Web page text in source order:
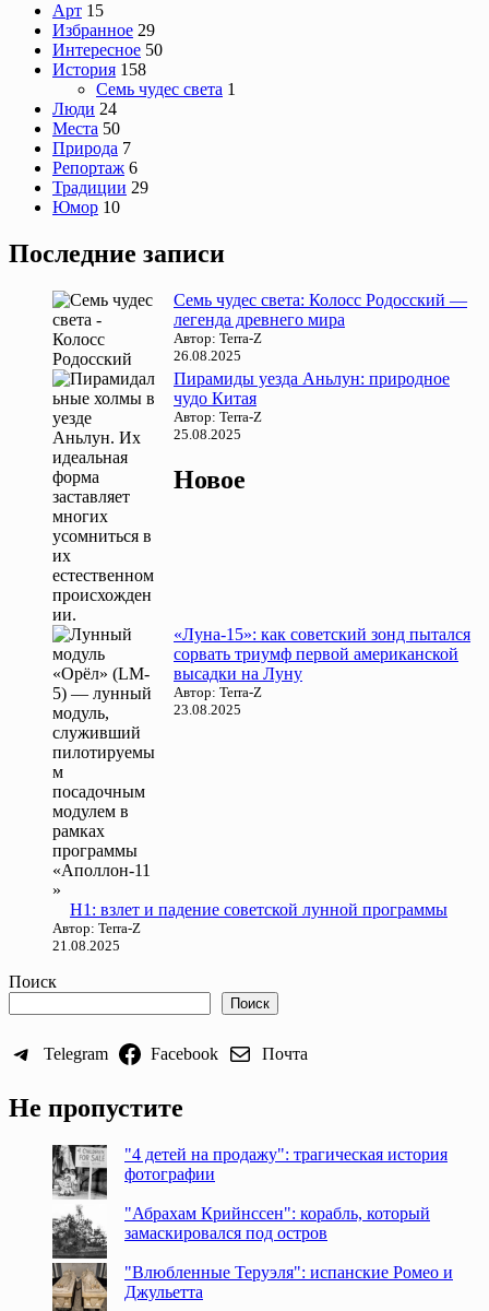
Арт 15
Избранное 29
Интересное 50
История 158
Семь чудес света 1
Люди 24
Места 50
Природа 7
Репортаж 6
Традиции 29
Юмор 10
Последние записи
Семь чудес света: Колосс Родосский —
легенда древнего мира
Автор: Terra-Z
26.08.2025
Пирамиды уезда Аньлун: природное
чудо Китая
Автор: Terra-Z
25.08.2025
Новое
«Луна-15»: как советский зонд пытался
сорвать триумф первой американской
высадки на Луну
Автор: Terra-Z
23.08.2025
Н1: взлет и падение советской лунной программы
Автор: Terra-Z
21.08.2025
Поиск
Поиск
Telegram Facebook Почта
Не пропустите
"4 детей на продажу": трагическая история
фотографии
"Абрахам Крийнссен": корабль, который
замаскировался под остров
"Влюбленные Теруэля": испанские Ромео и
Джульетта